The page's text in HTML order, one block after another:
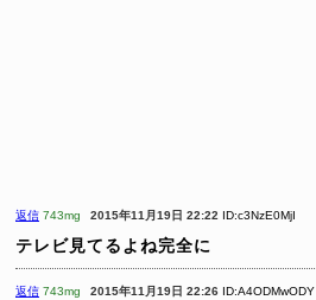
返信 743mg 2015年11月19日 22:22 ID:c3NzE0MjI
テレビ見てるよね完全に
返信 743mg 2015年11月19日 22:26 ID:A4ODMwODY